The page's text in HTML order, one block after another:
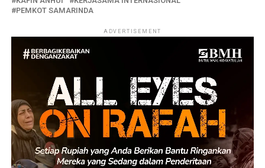
PEMKOT SAMARINDA
ADVERTISEMENT